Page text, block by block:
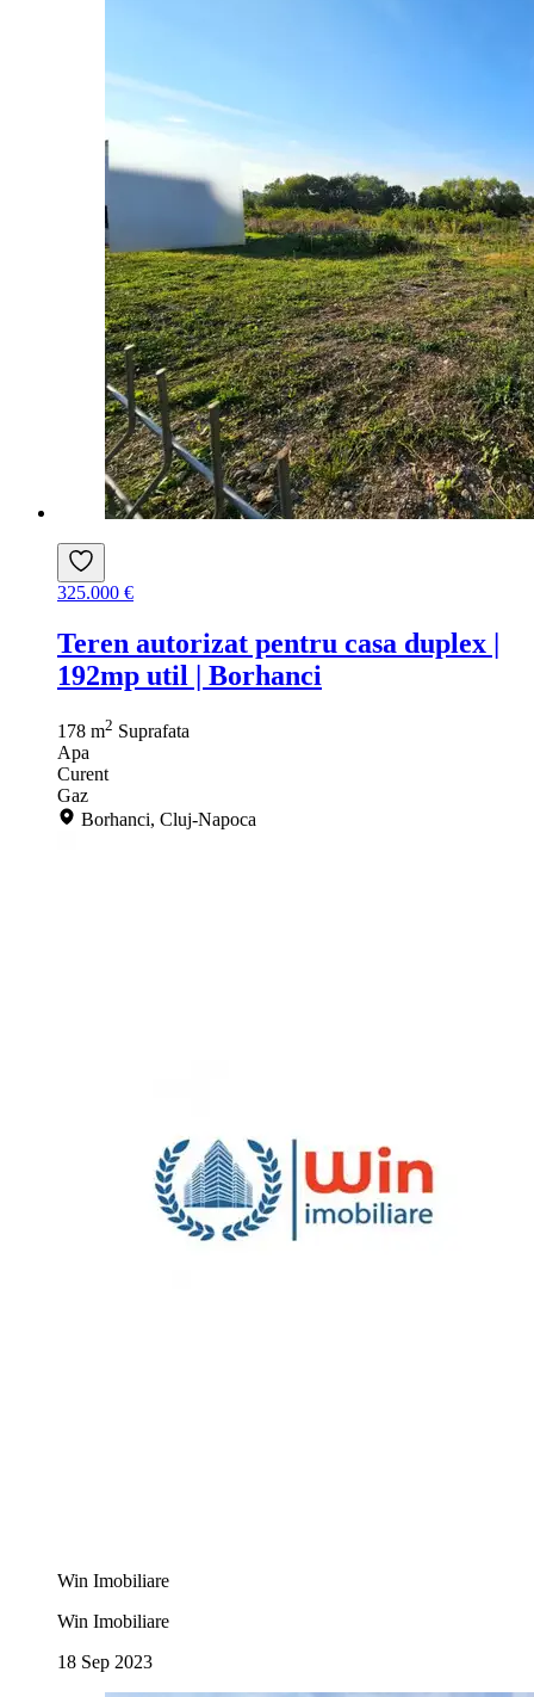
325.000 €
Teren autorizat pentru casa duplex |
192mp util | Borhanci
178 m2 Suprafata
Apa
Curent
Gaz
Borhanci, Cluj-Napoca
Win Imobiliare
Win Imobiliare
18 Sep 2023